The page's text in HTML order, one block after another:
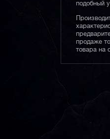
подобный
продаже
товара на